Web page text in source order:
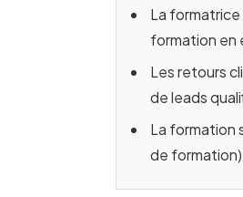
La formatrice
formation en
Les retours
de leads
La formation
de